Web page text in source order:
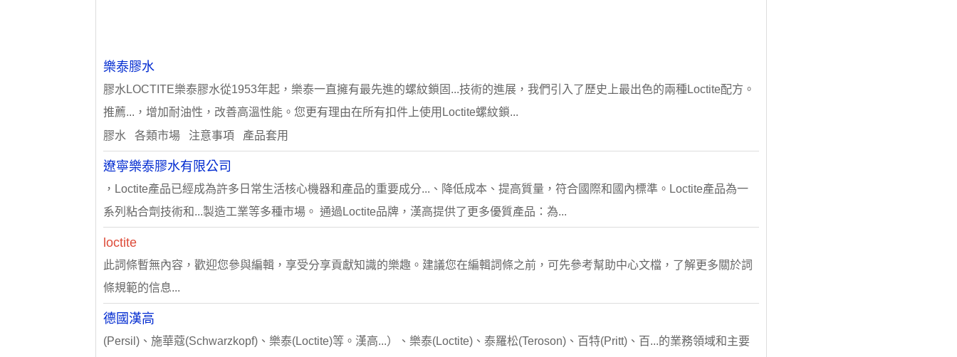
樂泰膠水
膠水LOCTITE樂泰膠水從1953年起，樂泰一直擁有最先進的螺紋鎖固...技術的進展，我們引入了歷史上最出色的兩種Loctite配方。
推薦...，增加耐油性，改善高溫性能。您更有理由在所有扣件上使用Loctite螺紋鎖...
膠水 各類市場 注意事項 產品套用
遼寧樂泰膠水有限公司
，Loctite產品已經成為許多日常生活核心機器和產品的重要成分...、降低成本、提高質量，符合國際和國內標準。Loctite產品為一
系列粘合劑技術和...製造工業等多種市場。 通過Loctite品牌，漢高提供了更多優質產品：為...
loctite
此詞條暫無內容，歡迎您參與編輯，享受分享貢獻知識的樂趣。建議您在編輯詞條之前，可先參考幫助中心文檔，了解更多關於詞
條規範的信息...
德國漢高
(Persil)、施華蔻(Schwarzkopf)、樂泰(Loctite)等。漢高...）、樂泰(Loctite)、泰羅松(Teroson)、百特(Pritt)、百...的業務領域和主要